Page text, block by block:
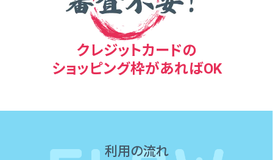
クレジットカードの
ショッピング枠があればOK
利⽤の流れ